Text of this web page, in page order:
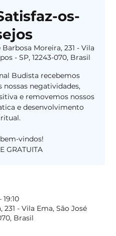
os-
Barbosa Moreira, 231 - Vila
- SP, 12243-070, Brasil
Budista recebemos
negatividades,
e removemos nossos
e desenvolvimento
vindos!
ATIVIDADE GRATUITA
- Vila Ema, São José
Brasil